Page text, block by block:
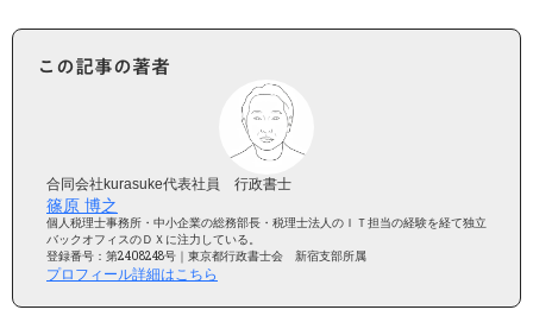
この記事の著者
合同会社kurasuke代表社員 行政書士
篠原 博之
個人税理士事務所・中小企業の総務部長・税理士法人のＩＴ担当の経験を経て独立
バックオフィスのＤＸに注力している。
登録番号：第2408248号｜東京都行政書士会 新宿支部所属
プロフィール詳細はこちら